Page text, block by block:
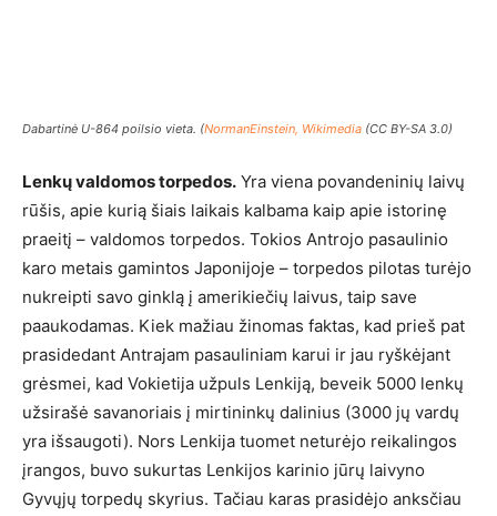
Dabartinė U-864 poilsio vieta. (NormanEinstein, Wikimedia (CC BY-SA 3.0)
Lenkų valdomos torpedos. Yra viena povandeninių laivų
rūšis, apie kurią šiais laikais kalbama kaip apie istorinę
praeitį – valdomos torpedos. Tokios Antrojo pasaulinio
karo metais gamintos Japonijoje – torpedos pilotas turėjo
nukreipti savo ginklą į amerikiečių laivus, taip save
paaukodamas. Kiek mažiau žinomas faktas, kad prieš pat
prasidedant Antrajam pasauliniam karui ir jau ryškėjant
grėsmei, kad Vokietija užpuls Lenkiją, beveik 5000 lenkų
užsirašė savanoriais į mirtininkų dalinius (3000 jų vardų
yra išsaugoti). Nors Lenkija tuomet neturėjo reikalingos
įrangos, buvo sukurtas Lenkijos karinio jūrų laivyno
Gyvųjų torpedų skyrius. Tačiau karas prasidėjo anksčiau